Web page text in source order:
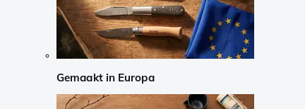
Gemaakt in Europa